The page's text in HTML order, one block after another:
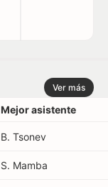
Ver más
Mejor asistente
B. Tsonev
S. Mamba